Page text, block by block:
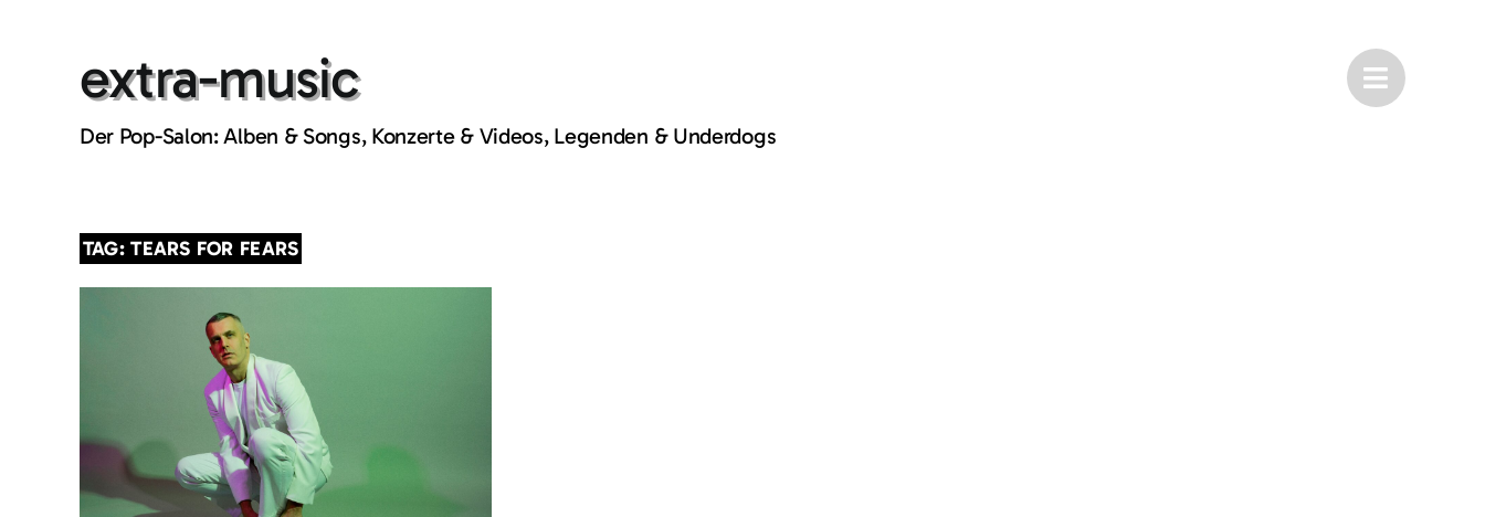
extra-music
Der Pop-Salon: Alben & Songs, Konzerte & Videos, Legenden & Underdogs
TAG: TEARS FOR FEARS